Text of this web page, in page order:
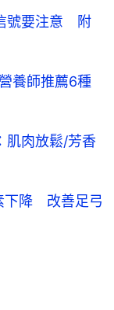
號要注意 附
養師推薦6種
肉放鬆/芳香
下降 改善足弓